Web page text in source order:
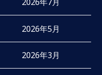
2026年5月
2026年3月